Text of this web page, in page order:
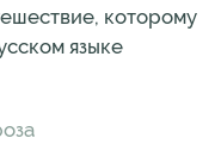
которому
языке